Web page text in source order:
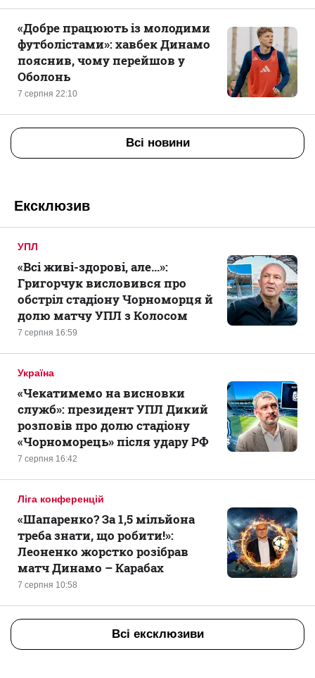
7 серпня 22:10
«Добре працюють із молодими
футболістами»: хавбек Динамо
пояснив, чому перейшов у
Оболонь
Всі новини
Ексклюзив
УПЛ
7 серпня 16:59
«Всі живі-здорові, але...»:
Григорчук висловився про
обстріл стадіону Чорноморця й
долю матчу УПЛ з Колосом
Україна
7 серпня 16:42
«Чекатимемо на висновки
служб»: президент УПЛ Дикий
розповів про долю стадіону
«Чорноморець» після удару РФ
Ліга конференцій
7 серпня 10:58
«Шапаренко? За 1,5 мільйона
треба знати, що робити!»:
Леоненко жорстко розібрав
матч Динамо – Карабах
Всі ексклюзиви